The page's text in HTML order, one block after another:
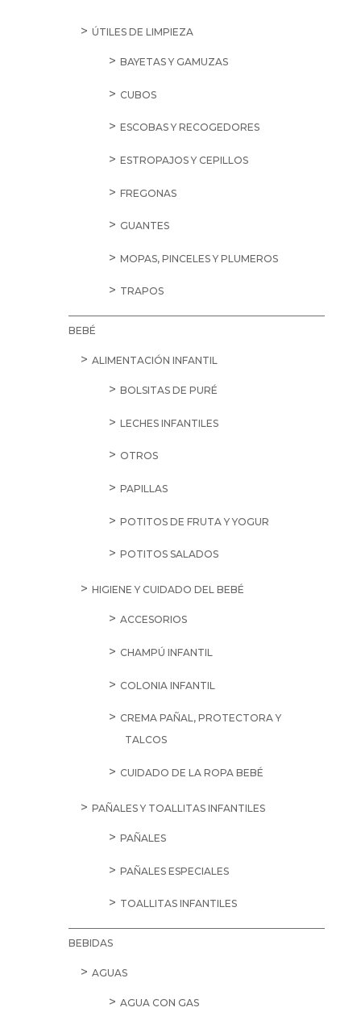
ÚTILES DE LIMPIEZA
BAYETAS Y GAMUZAS
CUBOS
ESCOBAS Y RECOGEDORES
ESTROPAJOS Y CEPILLOS
FREGONAS
GUANTES
MOPAS, PINCELES Y PLUMEROS
TRAPOS
BEBÉ
ALIMENTACIÓN INFANTIL
BOLSITAS DE PURÉ
LECHES INFANTILES
OTROS
PAPILLAS
POTITOS DE FRUTA Y YOGUR
POTITOS SALADOS
HIGIENE Y CUIDADO DEL BEBÉ
ACCESORIOS
CHAMPÚ INFANTIL
COLONIA INFANTIL
CREMA PAÑAL, PROTECTORA Y
TALCOS
CUIDADO DE LA ROPA BEBÉ
PAÑALES Y TOALLITAS INFANTILES
PAÑALES
PAÑALES ESPECIALES
TOALLITAS INFANTILES
BEBIDAS
AGUAS
AGUA CON GAS